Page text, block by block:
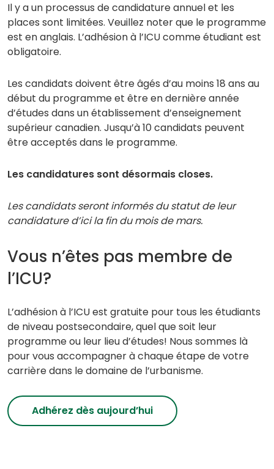
Il y a un processus de candidature annuel et les
places sont limitées. Veuillez noter que le programme
est en anglais. L’adhésion à l’ICU comme étudiant est
obligatoire.
Les candidats doivent être âgés d’au moins 18 ans au
début du programme et être en dernière année
d’études dans un établissement d’enseignement
supérieur canadien. Jusqu’à 10 candidats peuvent
être acceptés dans le programme.
Les candidatures sont désormais closes.
Les candidats seront informés du statut de leur
candidature d’ici la fin du mois de mars.
Vous n’êtes pas membre de
l’ICU?
L’adhésion à l’ICU est gratuite pour tous les étudiants
de niveau postsecondaire, quel que soit leur
programme ou leur lieu d’études! Nous sommes là
pour vous accompagner à chaque étape de votre
carrière dans le domaine de l’urbanisme.
Adhérez dès aujourd’hui